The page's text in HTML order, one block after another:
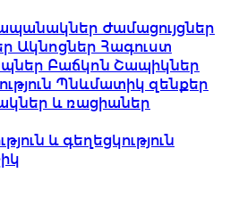
Ժամացույցներ
Ակնոցներ Հագուստ
Բաճկոն Շապիկներ
Պնևմատիկ զենքեր
և ռացիաներ
և գեղեցկություն